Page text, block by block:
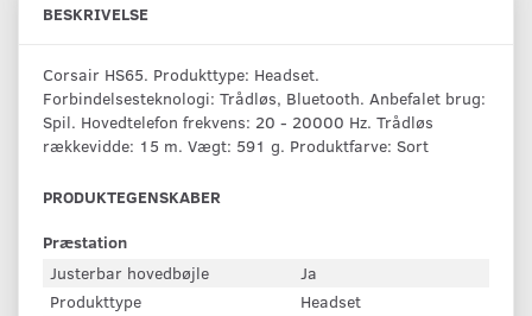
BESKRIVELSE
Corsair HS65. Produkttype: Headset.
Forbindelsesteknologi: Trådløs, Bluetooth. Anbefalet brug:
Spil. Hovedtelefon frekvens: 20 - 20000 Hz. Trådløs
rækkevidde: 15 m. Vægt: 591 g. Produktfarve: Sort
PRODUKTEGENSKABER
Præstation
Justerbar hovedbøjle
Ja
Produkttype
Headset